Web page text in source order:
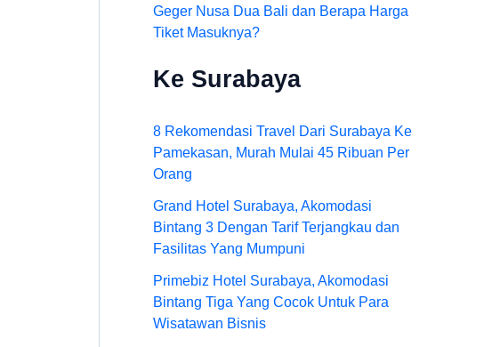
Geger Nusa Dua Bali dan Berapa Harga
Tiket Masuknya?
Ke Surabaya
8 Rekomendasi Travel Dari Surabaya Ke
Pamekasan, Murah Mulai 45 Ribuan Per
Orang
Grand Hotel Surabaya, Akomodasi
Bintang 3 Dengan Tarif Terjangkau dan
Fasilitas Yang Mumpuni
Primebiz Hotel Surabaya, Akomodasi
Bintang Tiga Yang Cocok Untuk Para
Wisatawan Bisnis